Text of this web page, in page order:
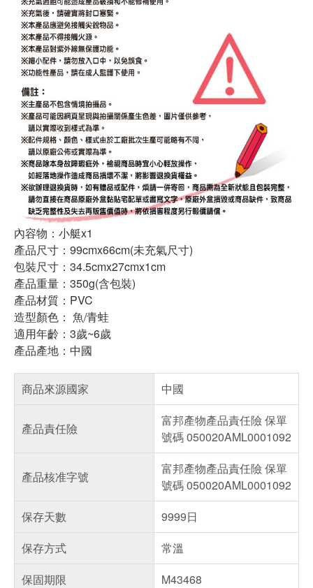
內容物：小艇x1
產品尺寸：99cmx66cm(未充氣尺寸)
包裝尺寸：34.5cmx27cmx1cm
產品重量：350g(含包裝)
產品材質：PVC
造型顏色： 魚/青蛙
適用年齡：3歲~6歲
產品產地：中國
商品來源國家 中國
產品責任險
富邦產物產品責任險 保單
號碼 050020AML0001092
產品核准字號
富邦產物產品責任險 保單
號碼 050020AML0001092
保存天數
9999日
保存方式
常溫
保固期限
M43468